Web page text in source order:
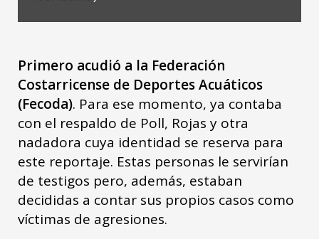
Primero acudió a la Federación
Costarricense de Deportes Acuáticos
(Fecoda). Para ese momento, ya contaba
con el respaldo de Poll, Rojas y otra
nadadora cuya identidad se reserva para
este reportaje. Estas personas le servirían
de testigos pero, además, estaban
decididas a contar sus propios casos como
víctimas de agresiones.